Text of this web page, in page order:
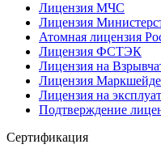
Лицензия МЧС
Лицензия
Атомная лицензия
Лицензия ФСТЭК
Лицензия на
Лицензия
Лицензия на
Подтверждение
Сертификация